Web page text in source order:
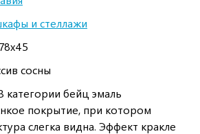
и стеллажи
сосны
категории бейц эмаль
покрытие, при котором
слегка видна. Эффект кракле